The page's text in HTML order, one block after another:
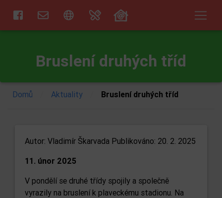
Bruslení druhých tříd
Domů Aktuality Bruslení druhých tříd
Autor: Vladimír Škarvada Publikováno: 20. 2. 2025
11. únor 2025
V pondělí se druhé třídy spojily a společně
vyrazily na bruslení k plaveckému stadionu. Na